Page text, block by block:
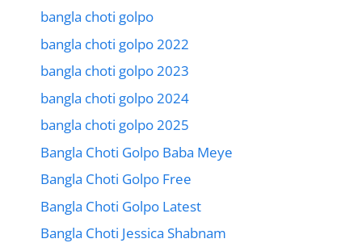
bangla choti golpo
bangla choti golpo 2022
bangla choti golpo 2023
bangla choti golpo 2024
bangla choti golpo 2025
Bangla Choti Golpo Baba Meye
Bangla Choti Golpo Free
Bangla Choti Golpo Latest
Bangla Choti Jessica Shabnam